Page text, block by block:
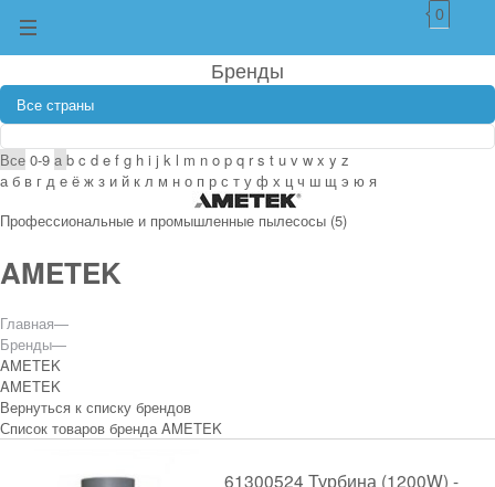
0
Бренды
Все 0-9 a b c d e f g h i j k l m n o p q rs t u v w x y z
а б в г д е ё ж з и й к л м н о п р с т у ф х ц ч ш щ э ю я
Профессиональные и промышленные пылесосы (5)
AMETEK
Главная—
Бренды—
AMETEK
AMETEK
Вернуться к списку брендов
Список товаров бренда AMETEK
61300524 Турбина (1200W) -